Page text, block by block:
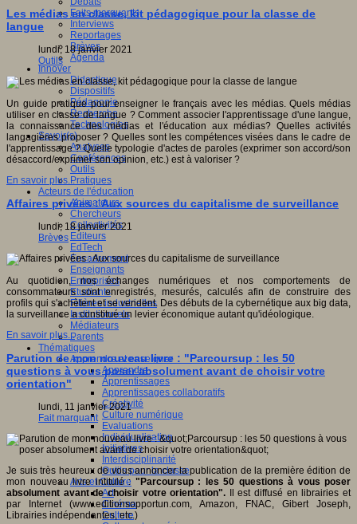
Faits marquants
Interviews
Reportages
Brèves
Agenda
Innover
Didactique
Dispositifs
Pédagogie
Recherche
Technologies
Savoir(s)
Analyses
Conférences
Outils
Pratiques
Acteurs de l'éducation
Animateurs
Chercheurs
Collectivités
Editeurs
EdTech
Encadrement
Enseignants
Entreprises
Etudiants
Filières industrielles
Institutionnels
Médiateurs
Parents
Thématiques
Apprendre et enseigner
Apprendre
Apprentissages
Apprentissages collaboratifs
Créativité
Culture numérique
Evaluations
Individualisation
Initiatives
Interdisciplinarité
Outils pour la classe
Arts et Culture
Art
Cinéma
Culture
Les médias en classe, kit pédagogique pour la classe de
langue
lundi, 18 janvier 2021
Outils
Un guide pratique pour enseigner le français avec les médias. Quels médias
utiliser en classe de langue ? Comment associer l'apprentissage d'une langue,
la connaissance des médias et l'éducation aux médias? Quelles activités
langagières proposer ? Quelles sont les compétences visées dans le cadre de
l'apprentissage ? Quelle typologie d'actes de paroles (exprimer son accord/son
désaccord/exprimer son opinion, etc.) est à valoriser ?
En savoir plus...
Affaires privées : Aux sources du capitalisme de surveillance
lundi, 18 janvier 2021
Brèves
Au quotidien, nos échanges numériques et nos comportements de
consommateurs sont enregistrés, mesurés, calculés afin de construire des
profils qui s'achètent et se vendent. Des débuts de la cybernétique aux big data,
la surveillance a constitué un levier économique autant qu'idéologique.
En savoir plus...
Parution de mon nouveau livre : "Parcoursup : les 50
questions à vous poser absolument avant de choisir votre
orientation"​
lundi, 11 janvier 2021
Fait marquant
Je suis très heureux de vous annoncer la publication de la première édition de
mon nouveau livre intitulé : "Parcoursup : les 50 questions à vous poser
absolument avant de choisir votre orientation".
Il est diffusé en librairies et
par Internet (www.editionsopportun.com, Amazon, FNAC, Gibert Joseph,
Librairies indépendantes, etc.)